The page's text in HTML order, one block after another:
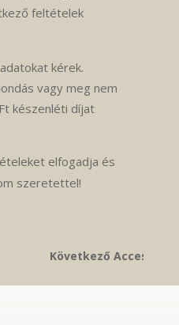
feltételek
kérek.
vagy meg nem
készenléti díjat
elfogadja és
szeretettel!
Következő Access Bars